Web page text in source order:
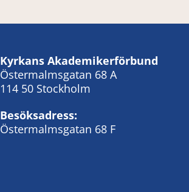
Kyrkans Akademikerförbund
Östermalmsgatan 68 A
114 50 Stockholm
Besöksadress:
Östermalmsgatan 68 F